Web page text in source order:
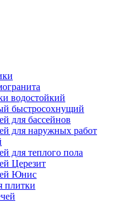
водостойкий
быстросохнущий
для бассейнов
для наружных работ
для теплого пола
Церезит
Юнис
плитки